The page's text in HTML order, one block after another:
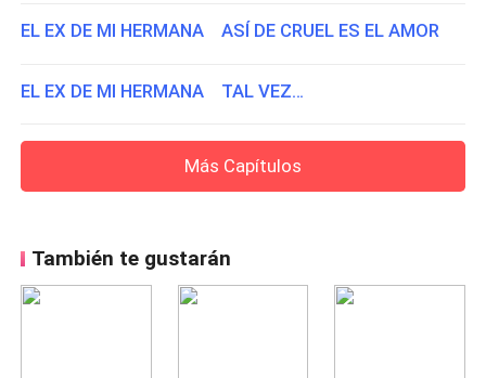
EL EX DE MI HERMANA ASÍ DE CRUEL ES EL AMOR
EL EX DE MI HERMANA TAL VEZ…
Más Capítulos
También te gustarán